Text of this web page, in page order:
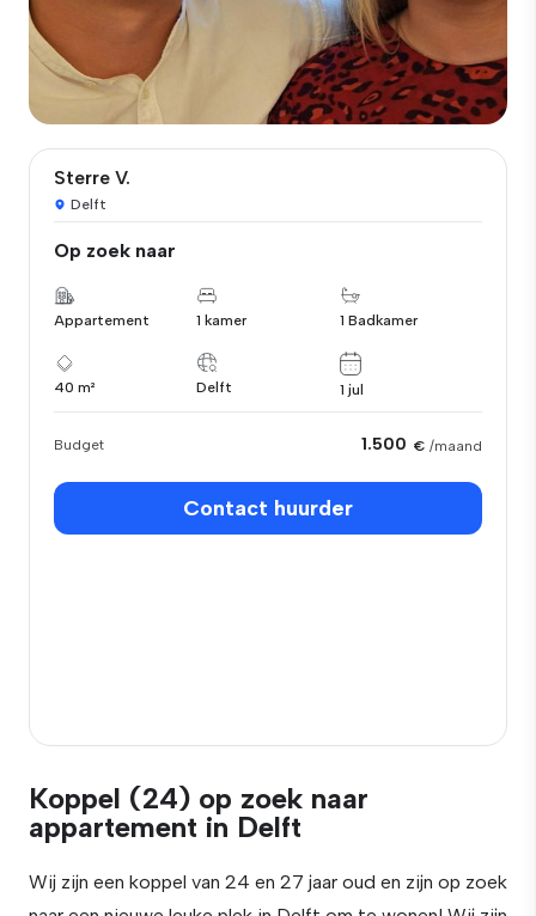
Sterre V.
Delft
Op zoek naar
Appartement 1 kamer 1 Badkamer
40 m² Delft 1 jul
Budget 1.500 € /maand
Contact huurder
Koppel (24) op zoek naar
appartement in Delft
Wij zijn een koppel van 24 en 27 jaar oud en zijn op zoek